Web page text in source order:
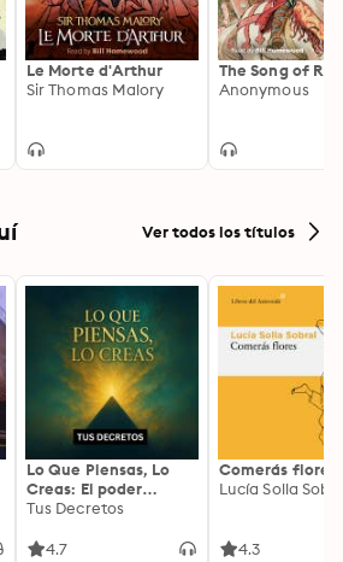
Le Morte d'Arthur
Sir Thomas Malory
The Song of
Anonymous
Ver todos los títulos
Lo Que Piensas, Lo
Creas: El poder
invisible de tus
tu energía para
Tus Decretos
4.7
Comerás flores
Lucía Solla
4.3